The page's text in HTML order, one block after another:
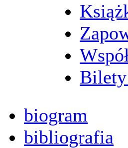
biogram
bibliografia